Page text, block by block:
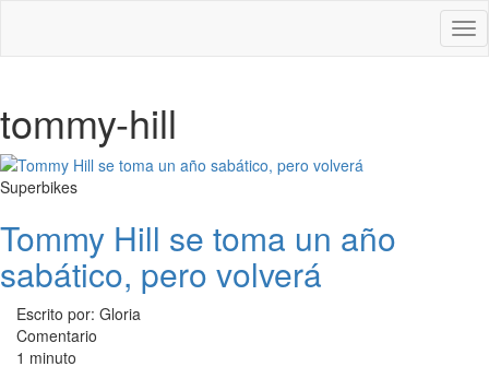
tommy-hill
Superbikes
Tommy Hill se toma un año
sabático, pero volverá
Escrito por: Gloria
Comentario
1 minuto